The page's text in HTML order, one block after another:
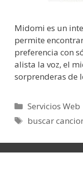
Midomi es un
permite
preferencia con
alista la voz, el
sorprenderas de
Categorías
Servicios Web
Etiquetas
buscar